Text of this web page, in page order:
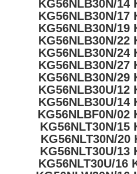
KG56NLB30N/14
KG56NLB30N/17
KG56NLB30N/19
KG56NLB30N/22
KG56NLB30N/24
KG56NLB30N/27
KG56NLB30N/29
KG56NLB30U/12
KG56NLB30U/14
KG56NLBF0N/02
KG56NLT30N/15
KG56NLT30N/20
KG56NLT30U/13
KG56NLT30U/16